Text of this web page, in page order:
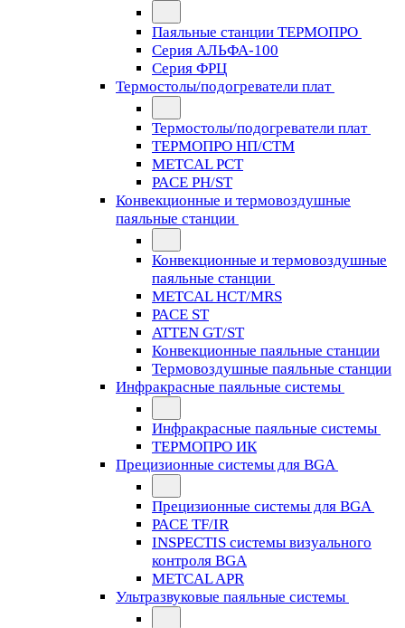
Паяльные станции ТЕРМОПРО
Серия АЛЬФА-100
Серия ФРЦ
Термостолы/подогреватели плат
Термостолы/подогреватели плат
ТЕРМОПРО НП/СТМ
METCAL PCT
PACE PH/ST
Конвекционные и термовоздушные
паяльные станции
Конвекционные и термовоздушные
паяльные станции
METCAL HCT/MRS
PACE ST
ATTEN GT/ST
Конвекционные паяльные станции
Термовоздушные паяльные станции
Инфракрасные паяльные системы
Инфракрасные паяльные системы
ТЕРМОПРО ИК
Прецизионные системы для BGA
Прецизионные системы для BGA
PACE TF/IR
INSPECTIS системы визуального
контроля BGA
METCAL APR
Ультразвуковые паяльные системы